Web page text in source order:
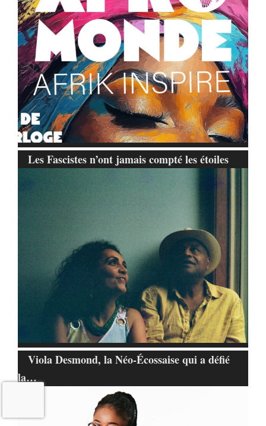
Les Fascistes n’ont jamais compté les étoiles
Viola Desmond, la Néo-Écossaise qui a défié
la…